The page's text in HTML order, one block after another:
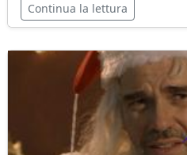
Continua la lettura